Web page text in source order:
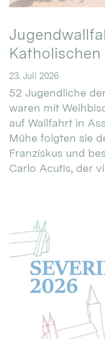
23. Juli 2026
52 Jugendliche
waren mit
auf Wallfahrt in
Mühe folgten sie
Franziskus und
Carlo Acutis, der